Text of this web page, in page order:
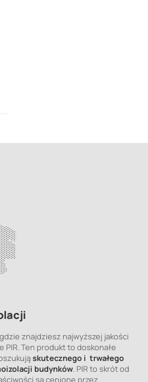
znajdziesz najwyższej jakości
PIR. Ten produkt to doskonałe
skutecznego i trwałego
budynków. PIR to skrót od
są cenione przez